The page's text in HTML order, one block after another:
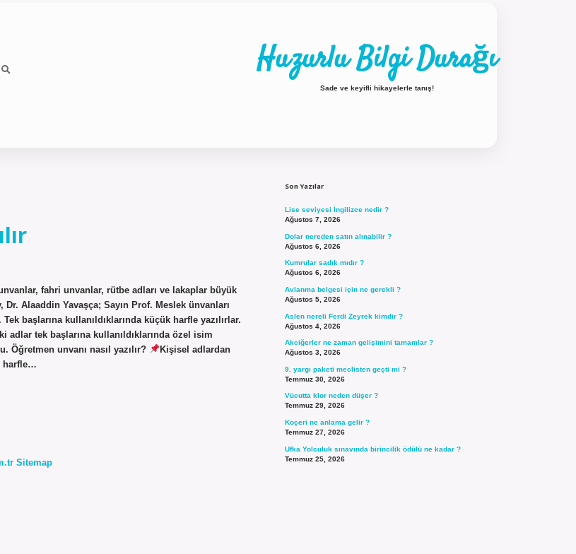
Huzurlu Bilgi Durağı
Sade ve keyifli hikayelerle tanış!
fahri unvanlar, rütbe adları ve lakaplar büyük
Alaaddin Yavaşça; Sayın Prof. Meslek ünvanları
başlarına kullanıldıklarında küçük harfle yazılırlar.
adlar tek başlarına kullanıldıklarında özel isim
unvanı nasıl yazılır?
Kişisel adlardan
harfle…
Sitemap
Son Yazılar
Lise seviyesi İngilizce nedir ?
Ağustos 7, 2026
Dolar nereden satın alınabilir ?
Ağustos 6, 2026
Kumrular sadık mıdır ?
Ağustos 6, 2026
Avlanma belgesi için ne gerekli ?
Ağustos 5, 2026
Aslen nereli Ferdi Zeyrek kimdir ?
Ağustos 4, 2026
Akciğerler ne zaman gelişimini tamamlar ?
Ağustos 3, 2026
9. yargı paketi meclisten geçti mi ?
Temmuz 30, 2026
Vücutta klor neden düşer ?
Temmuz 29, 2026
Koçeri ne anlama gelir ?
Temmuz 27, 2026
Ufka Yolculuk sınavında birincilik ödülü ne kadar ?
Temmuz 25, 2026